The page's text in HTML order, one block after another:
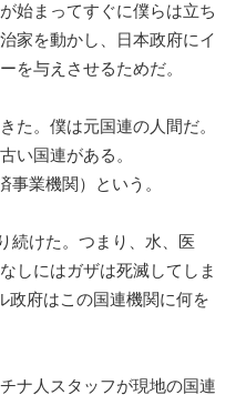
まってすぐに僕らは立ち
家を動かし、日本政府にイ
を与えさせるためだ。
た。僕は元国連の人間だ。
い国連がある。
事業機関）という。
続けた。つまり、水、医
しにはガザは死滅してしま
政府はこの国連機関に何を
ナ人スタッフが現地の国連